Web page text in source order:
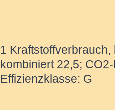
1
kombiniert 22,5;
Effizienzklasse: G